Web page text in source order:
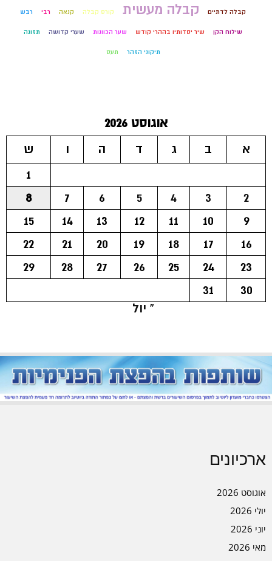
קבלה לדתיים קבלה מעשית קורס קבלה קנאה רבי רבש
שילוח הקן שיר יסדותיו בההרי קודש שער הכוונות שערי קדושה תזונה
תיקוני הזהר תעס
אוגוסט 2026
א
ב ג ד ה ו
ש
1
2
3
4
5
6
7
8
9
10
11
12
13
14
15
16
17
18
19
20
21
22
23
24
25
26
27
28
29
30
31
« יול
ארכיונים
אוגוסט 2026
יולי 2026
יוני 2026
מאי 2026